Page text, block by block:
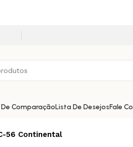
ComparaçãoLista De DesejosFale
56 Continental